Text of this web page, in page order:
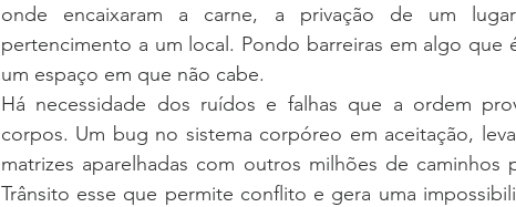
onde encaixaram a carne, a privação de um
pertencimento a um local. Pondo barreiras em algo que
um espaço em que não cabe.
Há necessidade dos ruídos e falhas que a ordem
corpos. Um bug no sistema corpóreo em aceitação,
matrizes aparelhadas com outros milhões de caminhos
Trânsito esse que permite conflito e gera uma